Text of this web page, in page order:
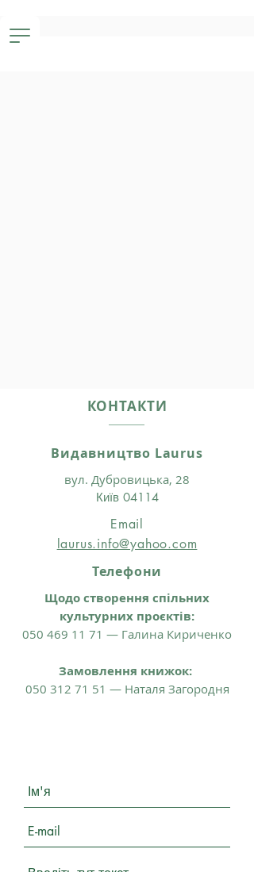
КОНТАКТИ
Видавництво Laurus
вул. Дубровицька, 28
Київ 04114
Email
laurus.info@yahoo.com
Телефони
Щодо створення спільних
культурних проєктів:
050 469 11 71 — Галина Кириченко
Замовлення книжок:
050 312 71 51 — Наталя Загородня